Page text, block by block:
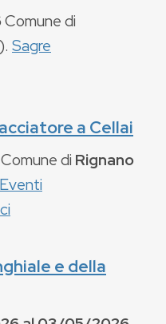
Comune di
). Sagre
a Cellai
Comune di Rignano
Eventi
e della